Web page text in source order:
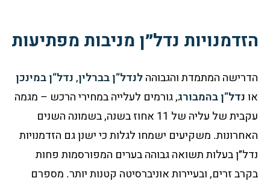
הזדמנויות נדל״ן מניבות מפתיעות
הדרישה המתמדת והגבוההלנדל”ן בברלין,נדל”ן במינכן
אונדל”ן בהמבורג,גורמים לעלייה במחירי הרכש – מגמה
עקבית של עליה של 11 אחוז בשנה, בשמונה השנים
האחרונות. משקיעים ישמחו לגלות כי ישנן גם הזדמנויות
נדל״ן בעלות תשואה גבוהה בערים המפורסמות פחות
בקרב זרים, ובעיירות אוניברסיטה קטנות יותר. מספרם